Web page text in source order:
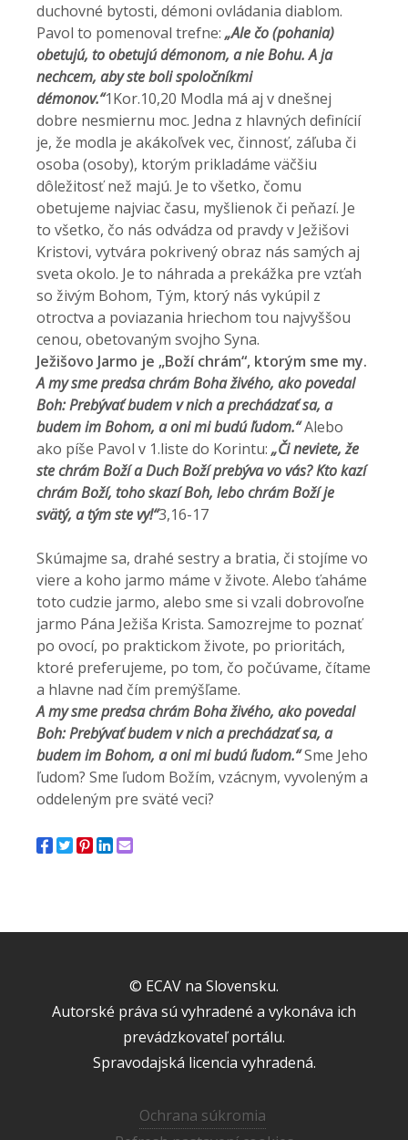
duchovné bytosti, démoni ovládania diablom.
Pavol to pomenoval trefne: „Ale čo (pohania)
obetujú, to obetujú démonom, a nie Bohu. A ja
nechcem, aby ste boli spoločníkmi
démonov.“1Kor.10,20 Modla má aj v dnešnej
dobre nesmiernu moc. Jedna z hlavných definícií
je, že modla je akákoľvek vec, činnosť, záľuba či
osoba (osoby), ktorým prikladáme väčšiu
dôležitosť než majú. Je to všetko, čomu
obetujeme najviac času, myšlienok či peňazí. Je
to všetko, čo nás odvádza od pravdy v Ježišovi
Kristovi, vytvára pokrivený obraz nás samých aj
sveta okolo. Je to náhrada a prekážka pre vzťah
so živým Bohom, Tým, ktorý nás vykúpil z
otroctva a poviazania hriechom tou najvyššou
cenou, obetovaným svojho Syna.
Ježišovo Jarmo je „Boží chrám“, ktorým sme my.
A my sme predsa chrám Boha živého, ako povedal
Boh: Prebývať budem v nich a prechádzať sa, a
budem im Bohom, a oni mi budú ľudom.“Alebo
ako píše Pavol v 1.liste do Korintu: „Či neviete, že
ste chrám Boží a Duch Boží prebýva vo vás?Kto kazí
chrám Boží, toho skazí Boh, lebo chrám Boží je
svätý, a tým ste vy!“3,16-17
Skúmajme sa, drahé sestry a bratia, či stojíme vo
viere a koho jarmo máme v živote. Alebo ťaháme
toto cudzie jarmo, alebo sme si vzali dobrovoľne
jarmo Pána Ježiša Krista. Samozrejme to poznať
po ovocí, po praktickom živote, po prioritách,
ktoré preferujeme, po tom, čo počúvame, čítame
a hlavne nad čím premýšľame.
A my sme predsa chrám Boha živého, ako povedal
Boh: Prebývať budem v nich a prechádzať sa, a
budem im Bohom, a oni mi budú ľudom.“Sme Jeho
ľudom? Sme ľudom Božím, vzácnym, vyvoleným a
oddeleným pre sväté veci?
© ECAV na Slovensku.
Autorské práva sú vyhradené a vykonáva ich
prevádzkovateľ portálu.
Spravodajská licencia vyhradená.
Ochrana súkromia